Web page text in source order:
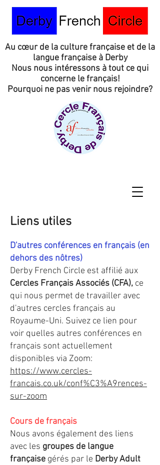
Au cœur de la culture française et de la
langue française à Derby
Nous nous intéressons à tout ce qui
concerne le français!
Pourquoi ne pas venir nous rejoindre?
Liens utiles
D'autres conférences en français (en
dehors des nôtres)
Derby French Circle est affilié aux
Cercles Français Associés (CFA), ce
qui nous permet de travailler avec
d'autres cercles français au
Royaume-Uni. Suivez ce lien pour
voir quelles autres conférences en
français sont actuellement
disponibles via Zoom:
https://www.cercles-
francais.co.uk/conf%C3%A9rences-
sur-zoom
Cours de français
Nous avons également des liens
avec les groupes de langue
française gérés par le Derby Adult